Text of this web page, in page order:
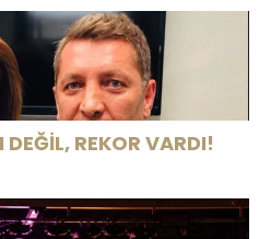
DEĞİL, REKOR VARDI!